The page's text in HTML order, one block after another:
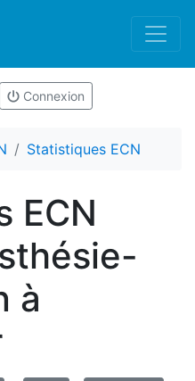
Connexion
Statistiques ECN
ECN
à